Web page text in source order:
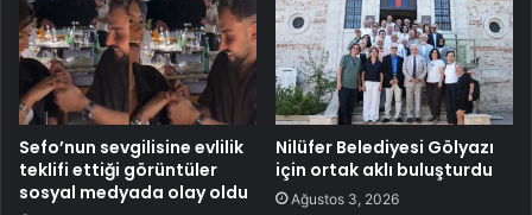
Sefo’nun sevgilisine evlilik
teklifi ettiği görüntüler
sosyal medyada olay oldu
Nilüfer Belediyesi Gölyazı
için ortak aklı buluşturdu
Ağustos 3, 2026